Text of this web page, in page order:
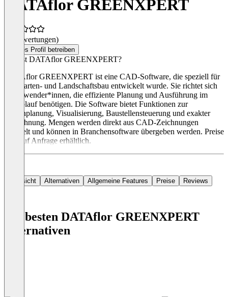
DATAflor GREENXPERT
(0 Bewertungen)
Dieses Profil betreiben
Was ist DATAflor GREENXPERT?
DATAflor GREENXPERT ist eine CAD-Software, die speziell für
den Garten- und Landschaftsbau entwickelt wurde. Sie richtet sich
an Anwender*innen, die effiziente Planung und Ausführung im
Bauablauf benötigen. Die Software bietet Funktionen zur
Gartenplanung, Visualisierung, Baustellensteuerung und exakter
Abrechnung. Mengen werden direkt aus CAD-Zeichnungen
ermittelt und können in Branchensoftware übergeben werden. Preise
sind auf Anfrage erhältlich.
Übersicht Alternativen Allgemeine Features Preise Reviews
Die besten DATAflor GREENXPERT
Alternativen